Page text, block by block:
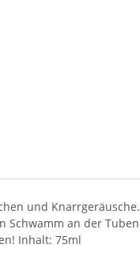
und
an der
Inhalt: 75ml